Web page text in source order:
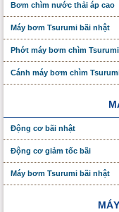
Bơm chìm nước thải áp cao
Máy bơm Tsurumi bãi nhật
Phớt máy bơm chìm Tsurumi
Cánh máy bơm chìm
Động cơ bãi nhật
Động cơ giảm tốc bãi
Máy bơm Tsurumi bãi nhật